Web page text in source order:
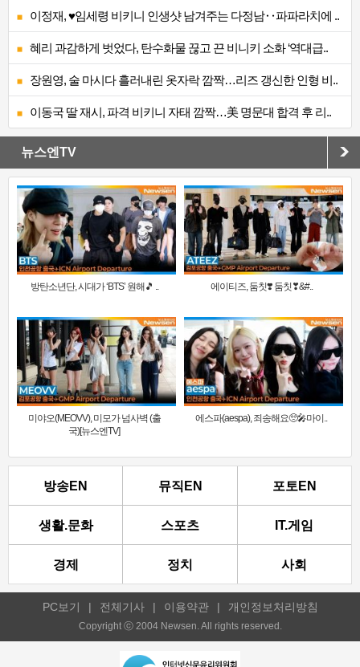
이정재, ♥임세령 비키니 인생샷 남겨주는 다정남‥파파라치에 ..
혜리 과감하게 벗었다, 탄수화물 끊고 끈 비니키 소화 ‘역대급..
장원영, 술 마시다 흘러내린 옷자락 깜짝…리즈 갱신한 인형 비..
이동국 딸 재시, 파격 비키니 자태 깜짝…美 명문대 합격 후 리..
뉴스엔TV
방탄소년단, 시대가 ‘BTS’ 원해🎵 .. 에이티즈, 둠칫❣️ 둠칫❣&#..
미야오(MEOVV), 미모가 넘사벽 (출
국)[뉴스엔TV]
에스파(aespa), 죄송해요🥺🎤마이..
방송EN 뮤직EN 포토EN
생활.문화 스포츠 IT.게임
경제 정치 사회
PC보기 | 전체기사 | 이용약관 | 개인정보처리방침
Copyright ⓒ 2004 Newsen. All rights reserved.